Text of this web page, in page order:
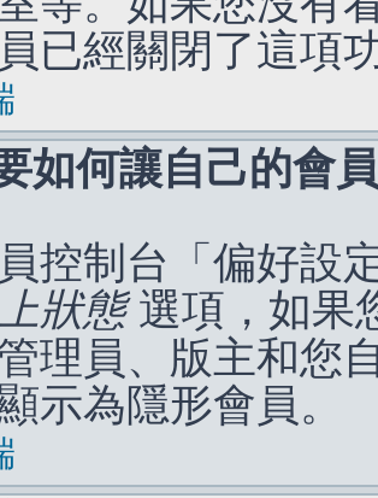
已經關閉了這項
如何讓自己的會
控制台「偏好設
狀態選項，如果
理員、版主和您
示為隱形會員。